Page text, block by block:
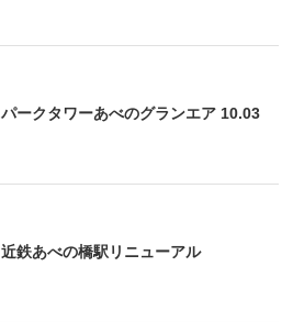
パークタワーあべのグランエア 10.03
近鉄あべの橋駅リニューアル